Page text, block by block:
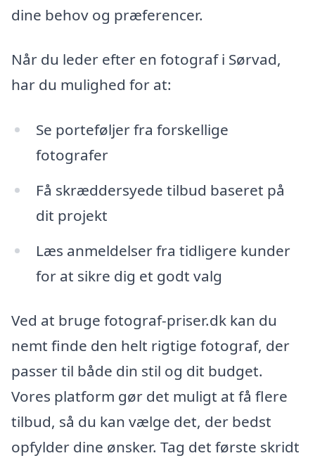
dine behov og præferencer.
Når du leder efter en fotograf i Sørvad,
har du mulighed for at:
Se porteføljer fra forskellige
fotografer
Få skræddersyede tilbud baseret på
dit projekt
Læs anmeldelser fra tidligere kunder
for at sikre dig et godt valg
Ved at bruge fotograf-priser.dk kan du
nemt finde den helt rigtige fotograf, der
passer til både din stil og dit budget.
Vores platform gør det muligt at få flere
tilbud, så du kan vælge det, der bedst
opfylder dine ønsker. Tag det første skridt